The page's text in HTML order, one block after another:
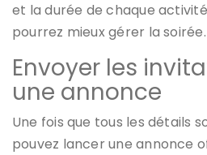
et la durée de chaque
pourrez mieux gérer la soirée.
Envoyer les
une annonce
Une fois que tous les détails
pouvez lancer une annonce